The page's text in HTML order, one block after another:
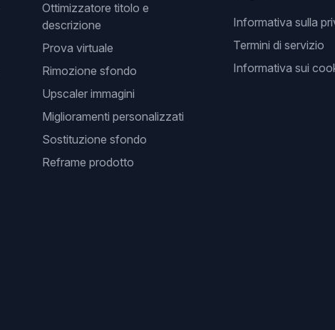
Ottimizzatore titolo e
descrizione
Prova virtuale
Rimozione sfondo
Upscaler immagini
Miglioramenti personalizzati
Sostituzione sfondo
Reframe prodotto
Informativa sulla
Termini di servizio
Informativa sui